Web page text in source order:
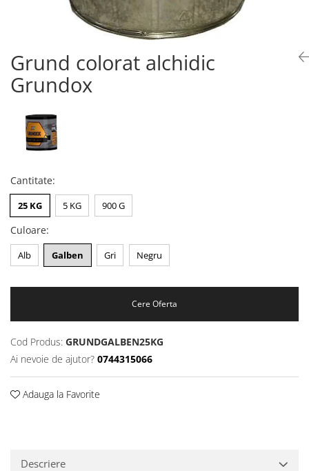
Grund colorat alchidic
Grundox
Cantitate:
25 KG 5 KG 900 G
Culoare:
Alb Galben Gri Negru
Cere Oferta
Cod Produs: GRUNDGALBEN25KG
Ai nevoie de ajutor? 0744315066
Adauga la Favorite
Descriere